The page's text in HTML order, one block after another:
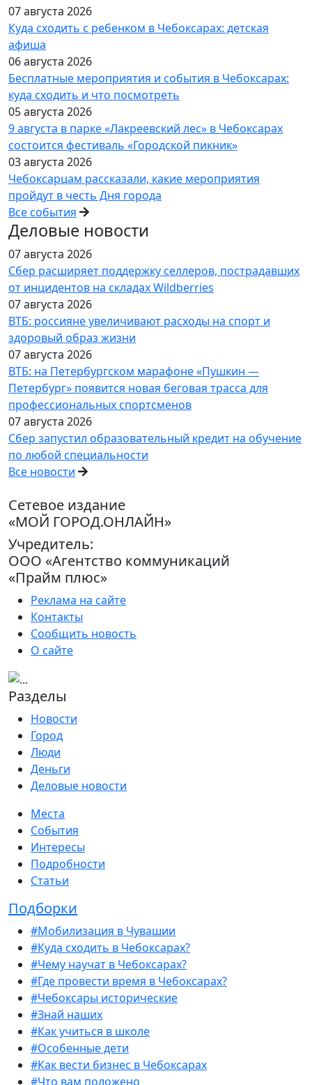
07 августа 2026
Куда сходить с ребенком в Чебоксарах: детская
афиша
06 августа 2026
Бесплатные мероприятия и события в Чебоксарах:
куда сходить и что посмотреть
05 августа 2026
9 августа в парке «Лакреевский лес» в Чебоксарах
состоится фестиваль «Городской пикник»
03 августа 2026
Чебоксарцам рассказали, какие мероприятия
пройдут в честь Дня города
Все события
Деловые новости
07 августа 2026
Сбер расширяет поддержку селлеров, пострадавших
от инцидентов на складах Wildberries
07 августа 2026
ВТБ: россияне увеличивают расходы на спорт и
здоровый образ жизни
07 августа 2026
ВТБ: на Петербургском марафоне «Пушкин —
Петербург» появится новая беговая трасса для
профессиональных спортсменов
07 августа 2026
Сбер запустил образовательный кредит на обучение
по любой специальности
Все новости
Сетевое издание
«МОЙ ГОРОД.ОНЛАЙН»
Учредитель:
ООО «Агентство коммуникаций
«Прайм плюс»
Реклама на сайте
Контакты
Сообщить новость
О сайте
Разделы
Новости
Город
Люди
Деньги
Деловые новости
Места
События
Интересы
Подробности
Статьи
Подборки
#Мобилизация в Чувашии
#Куда сходить в Чебоксарах?
#Чему научат в Чебоксарах?
#Где провести время в Чебоксарах?
#Чебоксары исторические
#Знай наших
#Как учиться в школе
#Особенные дети
#Как вести бизнес в Чебоксарах
#Что вам положено